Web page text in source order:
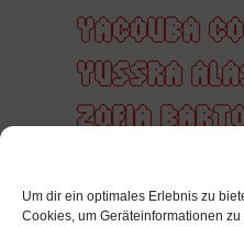
Um dir ein optimales Erlebnis zu
Cookies, um Geräteinformationen
YACOUBA
YUSSRA
ZOFIA
ZUSAMMEN